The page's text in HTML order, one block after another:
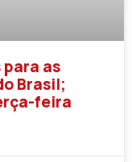
as
Brasil;
feira